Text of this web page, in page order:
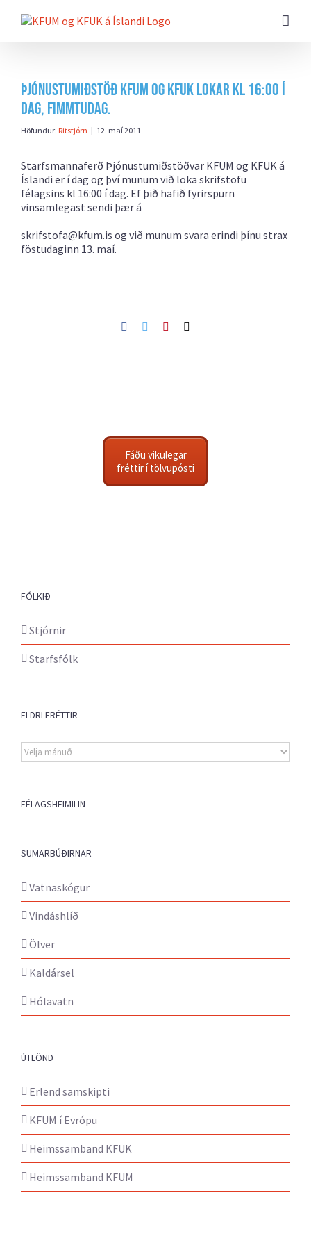
beint
Þjónustumiðstöð KFUM og KFUK lokar kl 16:00 í
dag, fimmtudag.
Höfundur: Ritstjórn | 12. maí 2011
Starfsmannaferð Þjónustumiðstöðvar KFUM og KFUK á
Íslandi er í dag og því munum við loka skrifstofu
félagsins kl 16:00 í dag. Ef þið hafið fyrirspurn
vinsamlegast sendi þær á
skrifstofa@kfum.is og við munum svara erindi þínu strax
föstudaginn 13. maí.
Facebook
TwitterPinterest
Fáðu vikulegar
fréttir í tölvupósti
FÓLKIÐ
Stjórnir
Starfsfólk
ELDRI FRÉTTIR
Eldri
fréttir
FÉLAGSHEIMILIN
SUMARBÚÐIRNAR
Vatnaskógur
Vindáshlíð
Ölver
Kaldársel
Hólavatn
ÚTLÖND
Erlend samskipti
KFUM í Evrópu
Heimssamband KFUK
Heimssamband KFUM